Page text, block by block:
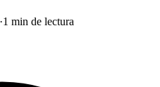
·1 min de lectura